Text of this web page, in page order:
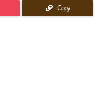
Copy